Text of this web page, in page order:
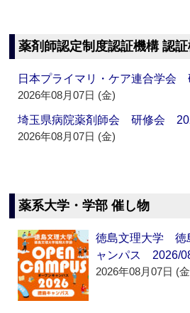
薬剤師認定制度認証機構 認
日本プライマリ・ケア連合学
2026年08月07日 (金)
埼玉県病院薬剤師会 研修会
2026年08月07日 (金)
薬系大学・学部 催し物
徳島文理大学 徳
ャンパス 2026/
2026年08月07日 (